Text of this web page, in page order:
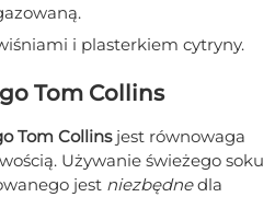
i plasterkiem cytryny.
Tom Collins
Tom Collinsjest równowaga
Używanie świeżego soku
jest niezbędnedla